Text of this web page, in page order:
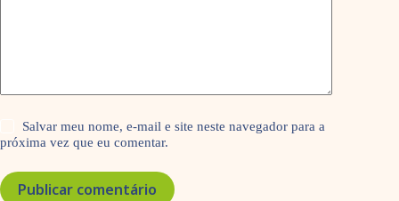
Salvar meu nome, e-mail e site neste navegador para a
próxima vez que eu comentar.
Publicar comentário